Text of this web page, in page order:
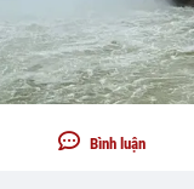
Bình luận